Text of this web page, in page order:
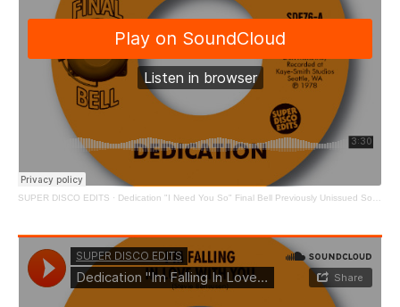
SUPER DISCO EDITS · Dedication "I Need You So" Final Bell Previously Unissued Soul 45